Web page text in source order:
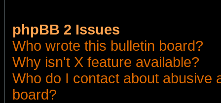
phpBB 2 Issues
Who wrote this bulletin board?
Why isn't X feature available?
Who do I contact about abusive
board?